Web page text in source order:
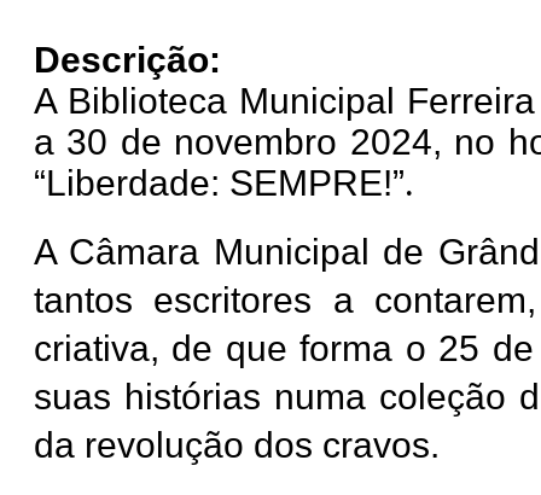
Descrição:
A Biblioteca Municipal
a 30 de novembro 2024, no
“Liberdade: SEMPRE!”.
A Câmara Municipal de
tantos escritores a
criativa, de que forma o 25
suas histórias numa coleção
da revolução dos cravos.